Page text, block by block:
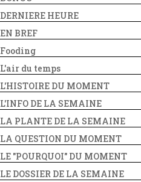
DERNIERE HEURE
EN BREF
Fooding
L'air du temps
L'HISTOIRE DU MOMENT
L'INFO DE LA SEMAINE
LA PLANTE DE LA SEMAINE
LA QUESTION DU MOMENT
LE "POURQUOI" DU MOMENT
LE DOSSIER DE LA SEMAINE